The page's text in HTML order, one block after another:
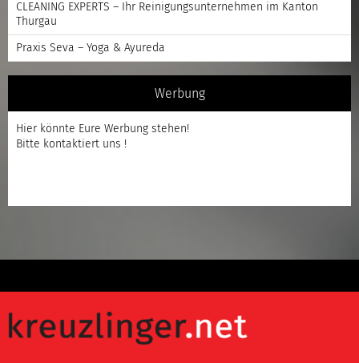
CLEANING EXPERTS – Ihr Reinigungsunternehmen im Kanton
Thurgau
Praxis Seva – Yoga & Ayureda
Werbung
Hier könnte Eure Werbung stehen!
Bitte kontaktiert uns !